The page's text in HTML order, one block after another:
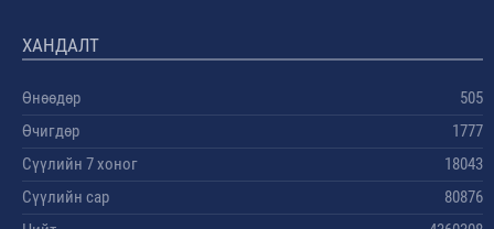
ХАНДАЛТ
Өнөөдөр
505
Өчигдөр
1777
Сүүлийн 7 хоног
18043
Сүүлийн сар
80876